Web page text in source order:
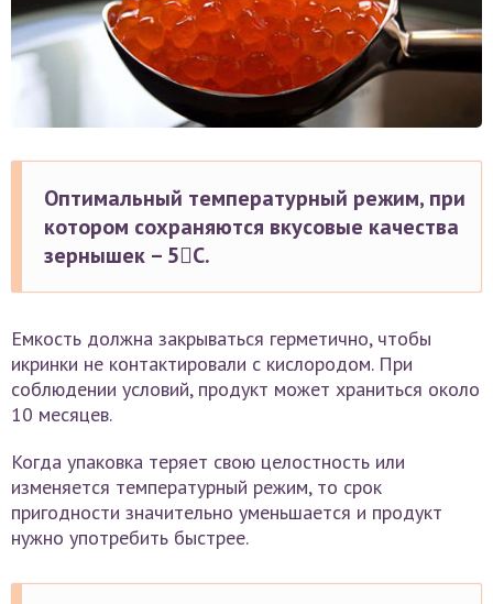
Оптимальный температурный режим, при
котором сохраняются вкусовые качества
зернышек – 5С.
Емкость должна закрываться герметично, чтобы
икринки не контактировали с кислородом. При
соблюдении условий, продукт может храниться около
10 месяцев.
Когда упаковка теряет свою целостность или
изменяется температурный режим, то срок
пригодности значительно уменьшается и продукт
нужно употребить быстрее.